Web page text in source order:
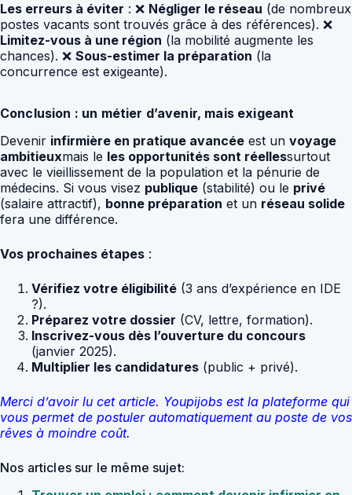
Les erreurs à éviter : ❌ Négliger le réseau (de nombreux
postes vacants sont trouvés grâce à des références). ❌
Limitez-vous à une région (la mobilité augmente les
chances). ❌ Sous-estimer la préparation (la
concurrence est exigeante).
Conclusion : un métier d’avenir, mais exigeant
Devenir infirmière en pratique avancée est un voyage
ambitieuxmais le les opportunités sont réellessurtout
avec le vieillissement de la population et la pénurie de
médecins. Si vous visez publique (stabilité) ou le privé
(salaire attractif), bonne préparation et un réseau solide
fera une différence.
Vos prochaines étapes :
Vérifiez votre éligibilité (3 ans d’expérience en IDE
?).
Préparez votre dossier (CV, lettre, formation).
Inscrivez-vous dès l’ouverture du concours
(janvier 2025).
Multiplier les candidatures (public + privé).
Merci d’avoir lu cet article. Youpijobs est la plateforme qui
vous permet de postuler automatiquement au poste de vos
rêves à moindre coût.
Nos articles sur le même sujet: